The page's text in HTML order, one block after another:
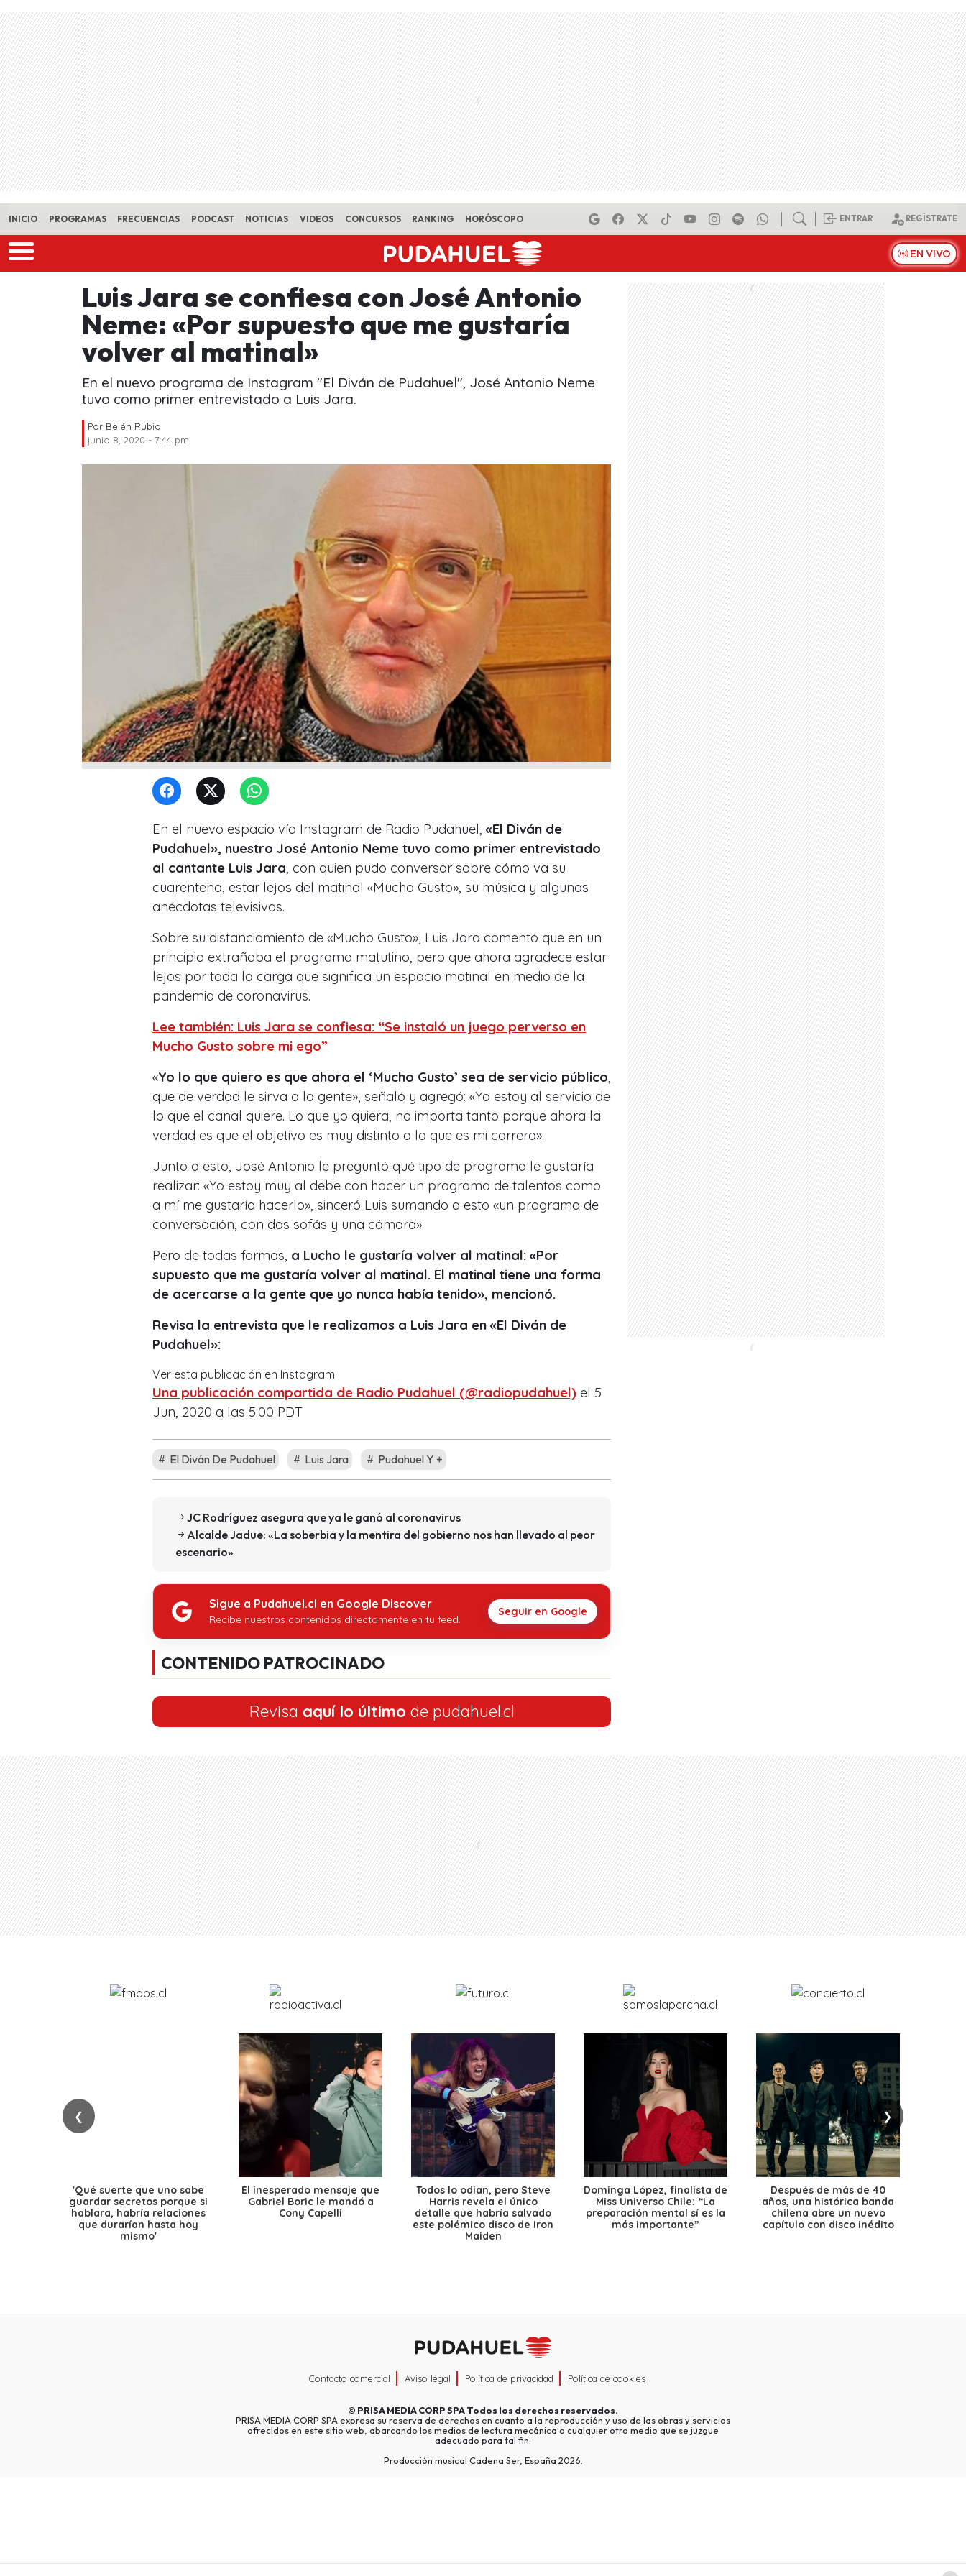
Skip to main content
INICIO PROGRAMAS FRECUENCIAS PODCAST NOTICIAS VIDEOS CONCURSOS RANKING HORÓSCOPO ENTRAR REGÍSTRATE
EN VIVO
Luis Jara se confiesa con José Antonio
Neme: «Por supuesto que me gustaría
volver al matinal»
En el nuevo programa de Instagram "El Diván de Pudahuel", José Antonio Neme
tuvo como primer entrevistado a Luis Jara.
Por Belén Rubio
junio 8, 2020 - 7:44 pm
En el nuevo espacio vía Instagram de Radio Pudahuel, «El Diván de
Pudahuel», nuestro José Antonio Neme tuvo como primer entrevistado
al cantante Luis Jara , con quien pudo conversar sobre cómo va su
cuarentena, estar lejos del matinal «Mucho Gusto», su música y algunas
anécdotas televisivas.
Sobre su distanciamiento de «Mucho Gusto», Luis Jara comentó que en un
principio extrañaba el programa matutino, pero que ahora agradece estar
lejos por toda la carga que significa un espacio matinal en medio de la
pandemia de coronavirus.
Lee también: Luis Jara se confiesa: “Se instaló un juego perverso en
Mucho Gusto sobre mi ego”
«Yo lo que quiero es que ahora el ‘Mucho Gusto’ sea de servicio público
que de verdad le sirva a la gente», señaló y agregó: «Yo estoy al servicio de
lo que el canal quiere. Lo que yo quiera, no importa tanto porque ahora la
verdad es que el objetivo es muy distinto a lo que es mi carrera».
Junto a esto, José Antonio le preguntó qué tipo de programa le gustaría
realizar: «Yo estoy muy al debe con hacer un programa de talentos como
a mí me gustaría hacerlo», sinceró Luis sumando a esto «un programa de
conversación, con dos sofás y una cámara».
Pero de todas formas, a Lucho le gustaría volver al matinal: «Por
supuesto que me gustaría volver al matinal. El matinal tiene una forma
de acercarse a la gente que yo nunca había tenido», mencionó.
Revisa la entrevista que le realizamos a Luis Jara en «El Diván de
Pudahuel»:
Ver esta publicación en Instagram
Una publicación compartida de Radio Pudahuel (@radiopudahuel) el 5
Jun, 2020 a las 5:00 PDT
El Diván De Pudahuel Luis Jara Pudahuel Y +
JC Rodríguez asegura que ya le ganó al coronavirus
Alcalde Jadue: «La soberbia y la mentira del gobierno nos han llevado al peor
escenario»
Sigue a Pudahuel.cl en Google Discover
Recibe nuestros contenidos directamente en tu feed.
Seguir en Google
CONTENIDO PATROCINADO
Revisa aquí lo último de pudahuel.cl
❮ ❯
'Qué suerte que uno sabe
guardar secretos porque si
hablara, habría relaciones
que durarían hasta hoy
mismo'
El inesperado mensaje que
Gabriel Boric le mandó a
Cony Capelli
Todos lo odian, pero Steve
Harris revela el único
detalle que habría salvado
este polémico disco de Iron
Maiden
Dominga López, finalista de
Miss Universo Chile: “La
preparación mental sí es la
más importante”
Después de más de 40
años, una histórica banda
chilena abre un nuevo
capítulo con disco inédito
Contacto comercial Aviso legal Política de privacidad Política de cookies
© PRISA MEDIA CORP SPATodos los derechos reservados.
PRISA MEDIA CORP SPA expresa su reserva de derechos en cuanto a la reproducción y uso de las obras y servicios
ofrecidos en este sitio web, abarcando los medios de lectura mecánica o cualquier otro medio que se juzgue
adecuado para tal fin.
Producción musical Cadena Ser, España 2026.